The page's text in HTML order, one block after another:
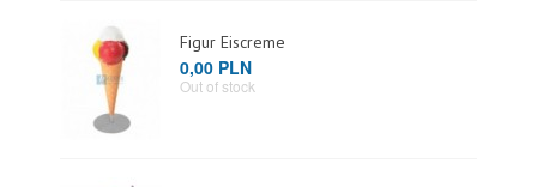
Figur Eiscreme
0,00 PLN
Out of stock